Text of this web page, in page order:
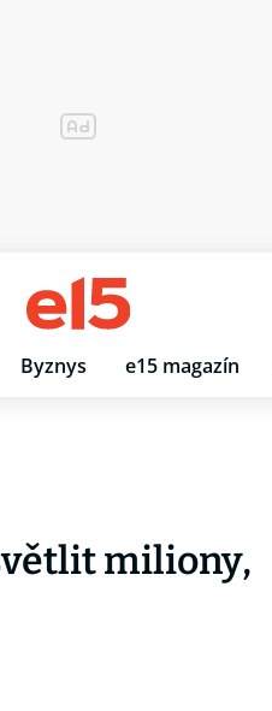
Byznys e15 magazín
miliony,